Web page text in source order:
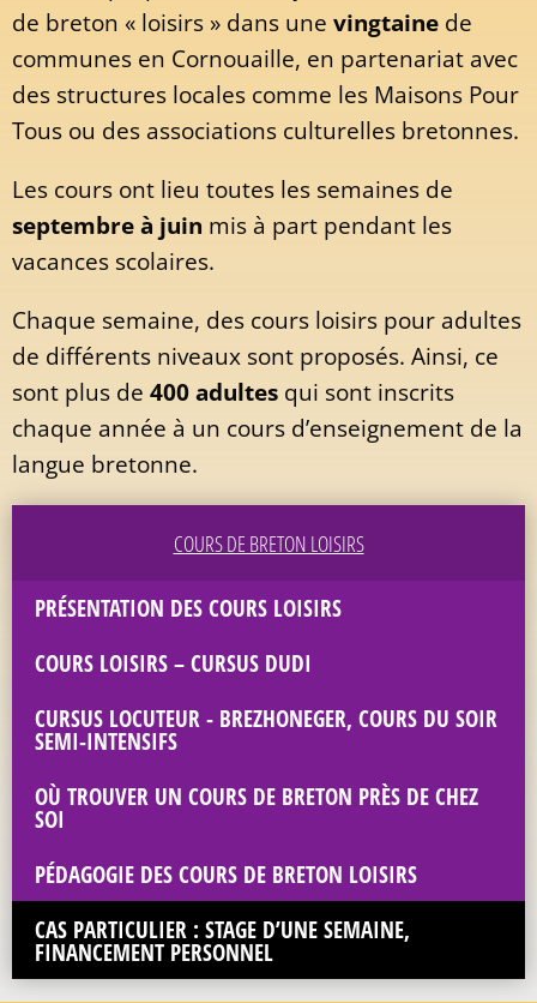
de breton « loisirs » dans une vingtaine de
communes en Cornouaille, en partenariat avec
des structures locales comme les Maisons Pour
Tous ou des associations culturelles bretonnes.
Les cours ont lieu toutes les semaines de
septembre à juin mis à part pendant les
vacances scolaires.
Chaque semaine, des cours loisirs pour adultes
de différents niveaux sont proposés. Ainsi, ce
sont plus de 400 adultes qui sont inscrits
chaque année à un cours d’enseignement de la
langue bretonne.
COURS DE BRETON LOISIRS
PRÉSENTATION DES COURS LOISIRS
COURS LOISIRS – CURSUS DUDI
CURSUS LOCUTEUR - BREZHONEGER, COURS DU SOIR
SEMI-INTENSIFS
OÙ TROUVER UN COURS DE BRETON PRÈS DE CHEZ
SOI
PÉDAGOGIE DES COURS DE BRETON LOISIRS
CAS PARTICULIER : STAGE D’UNE SEMAINE,
FINANCEMENT PERSONNEL